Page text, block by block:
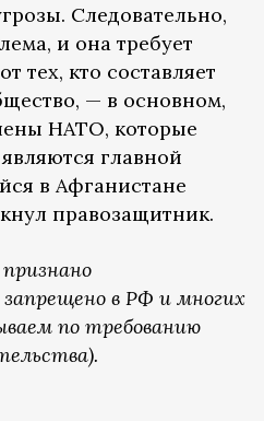
Следовательно,
и она требует
тех, кто составляет
— в основном,
НАТО, которые
главной
в Афганистане
правозащитник.
в РФ и многих
по требованию